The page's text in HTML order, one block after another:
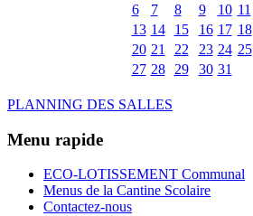
6
7 8 9 10 11
13 14 15 16 17 18
20 21 22 23 24 25
27 28 29 30 31
PLANNING DES SALLES
Menu rapide
ECO-LOTISSEMENT Communal
Menus de la Cantine Scolaire
Contactez-nous